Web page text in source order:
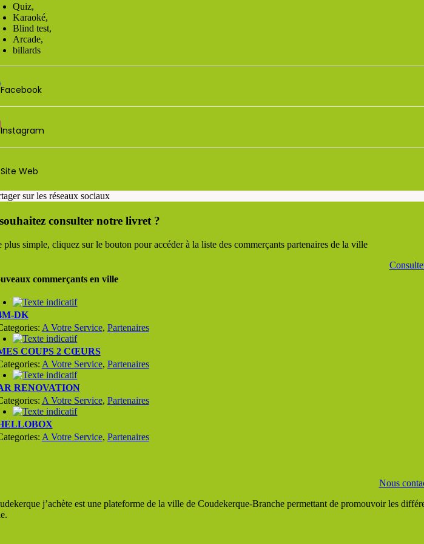
Quiz,
Karaoké,
Blind test,
Arcade,
billards
Facebook
Instagram
Site Web
sur les réseaux sociaux
consulter notre livret ?
plus simple, cliquez sur le bouton pour accéder à la liste des commerçants partenaires de la ville
commerçants en ville
DK
A Votre Service, Partenaires
COUPS 2 CŒURS
A Votre Service, Partenaires
RENOVATION
A Votre Service, Partenaires
A Votre Service, Partenaires
Nous
j’achète est une plateforme de la ville de Coudekerque-Branche permettant de promouvoir les